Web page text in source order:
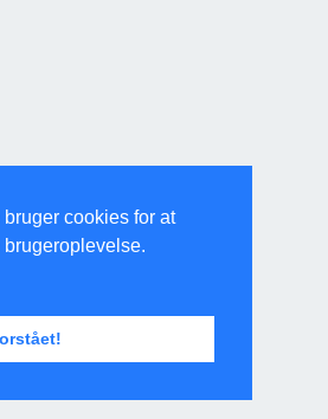
cookies for at